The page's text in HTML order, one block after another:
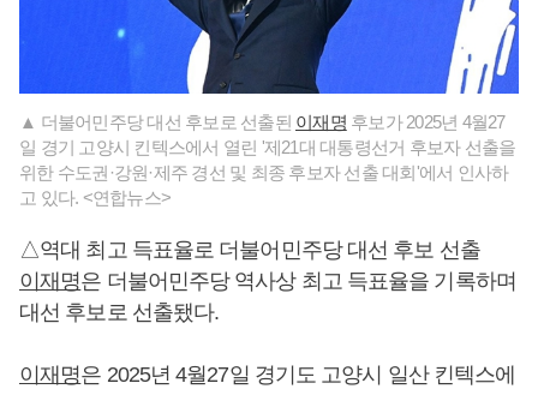
▲ 더불어민주당 대선 후보로 선출된 이재명 후보가 2025년 4월27
일 경기 고양시 킨텍스에서 열린 '제21대 대통령선거 후보자 선출을
위한 수도권·강원·제주 경선 및 최종 후보자 선출 대회'에서 인사하
고 있다. <연합뉴스>
△역대 최고 득표율로 더불어민주당 대선 후보 선출
이재명은 더불어민주당 역사상 최고 득표율을 기록하며
대선 후보로 선출됐다.
이재명은 2025년 4월27일 경기도 고양시 일산 킨텍스에